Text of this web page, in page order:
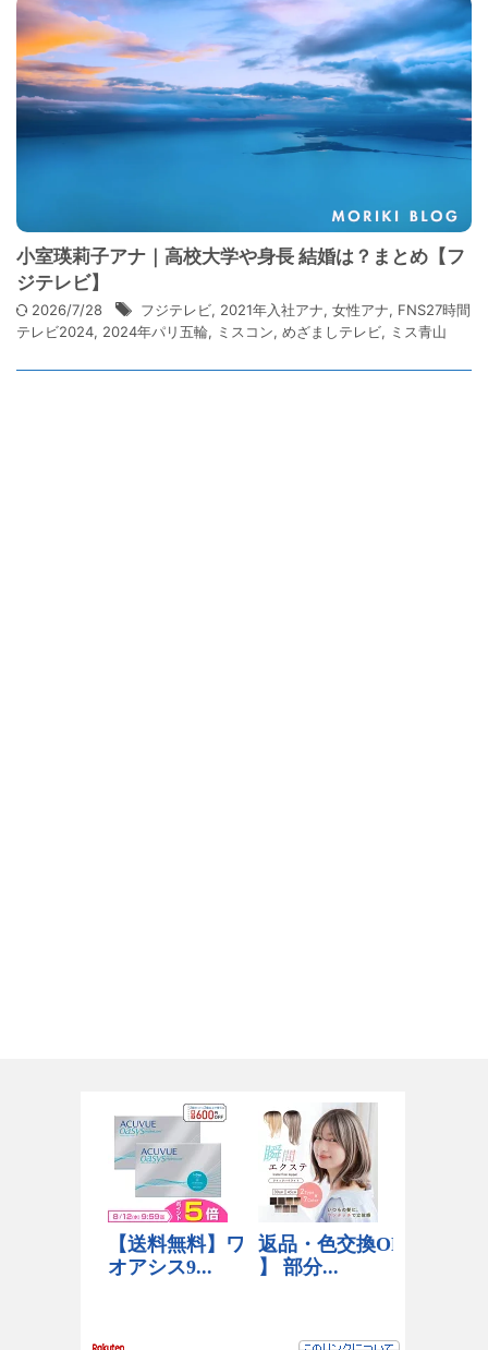
小室瑛莉子アナ｜高校大学や身長 結婚は？まとめ【フ
ジテレビ】
2026/7/28 フジテレビ, 2021年入社アナ, 女性アナ, FNS27時間
テレビ2024, 2024年パリ五輪, ミスコン, めざましテレビ, ミス青山